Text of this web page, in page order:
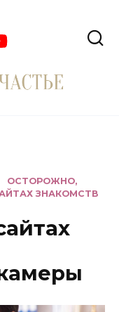
ОСТОРОЖНО,
ЗНАКОМСТВ